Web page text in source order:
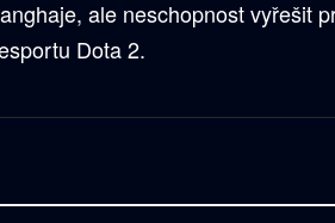
ale neschopnost vyřešit
Dota 2.